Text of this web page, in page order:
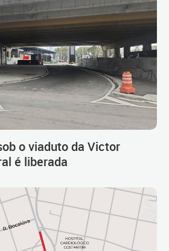
o viaduto da Victor
é liberada